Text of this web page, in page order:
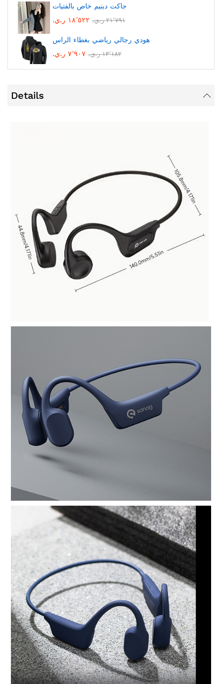
جاكت دينيم خاص بالفتيات
١٨٬٥٢٢ ر.ي.‏
٢١٬٧٩١ ر.ي.‏
هودي رجالي رياضي بغطاء الراس
٧٬٩٠٧ ر.ي.‏
١٣٬١٨٢ ر.ي.‏
Details